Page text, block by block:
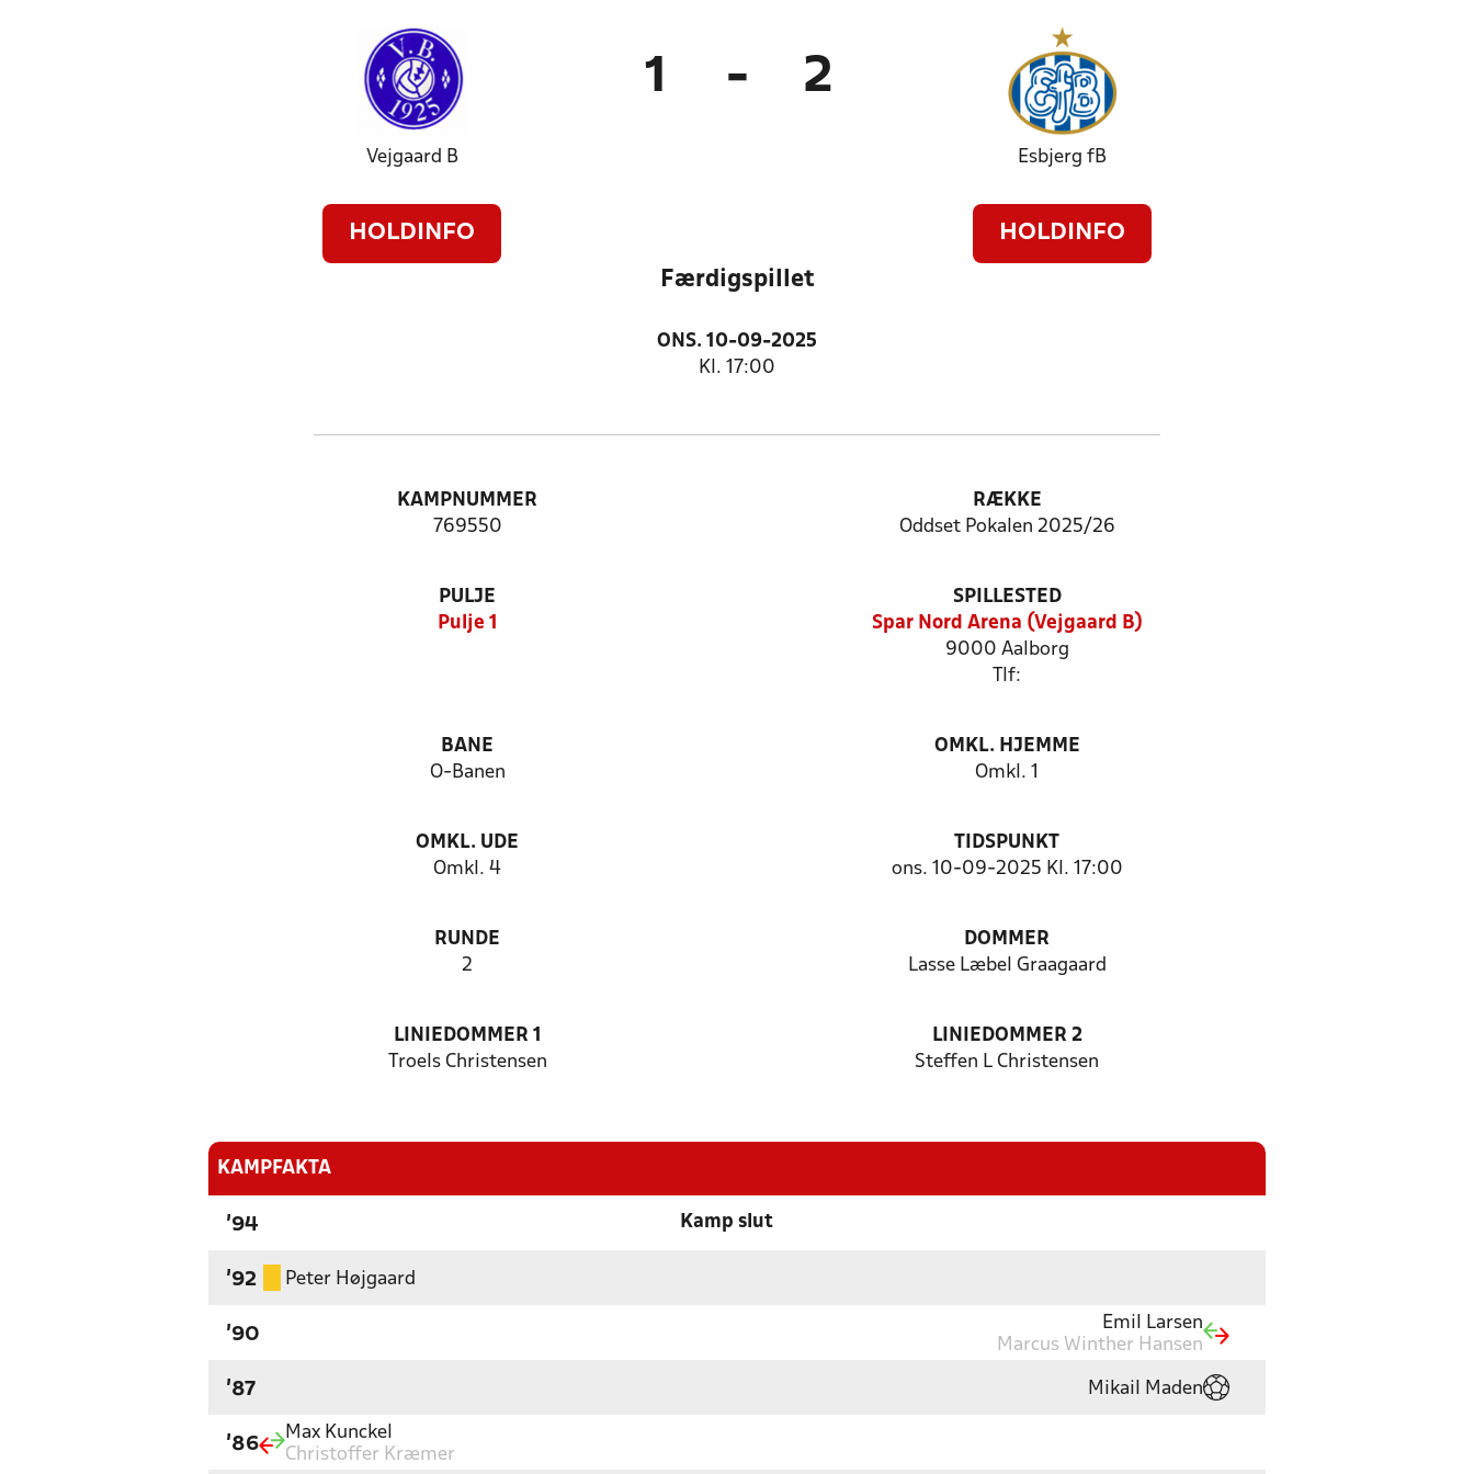
Vejgaard B
HOLDINFO
1 - 2
Esbjerg fB
HOLDINFO
Færdigspillet
ONS. 10-09-2025
Kl. 17:00
KAMPNUMMER
769550
RÆKKE
Oddset Pokalen 2025/26
PULJE
Pulje 1
SPILLESTED
Spar Nord Arena (Vejgaard B)
9000 Aalborg
Tlf:
BANE
O-Banen
OMKL. HJEMME
Omkl. 1
OMKL. UDE
Omkl. 4
TIDSPUNKT
ons. 10-09-2025 Kl. 17:00
RUNDE
2
DOMMER
Lasse Læbel Graagaard
LINIEDOMMER 1
Troels Christensen
LINIEDOMMER 2
Steffen L Christensen
KAMPFAKTA
'94 Kamp slut
'92 Peter Højgaard
'90
Emil Larsen
Marcus Winther Hansen
'87 Mikail Maden
'86
Max Kunckel
Christoffer Kræmer